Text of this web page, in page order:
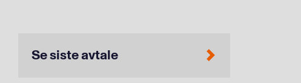
Se siste avtale